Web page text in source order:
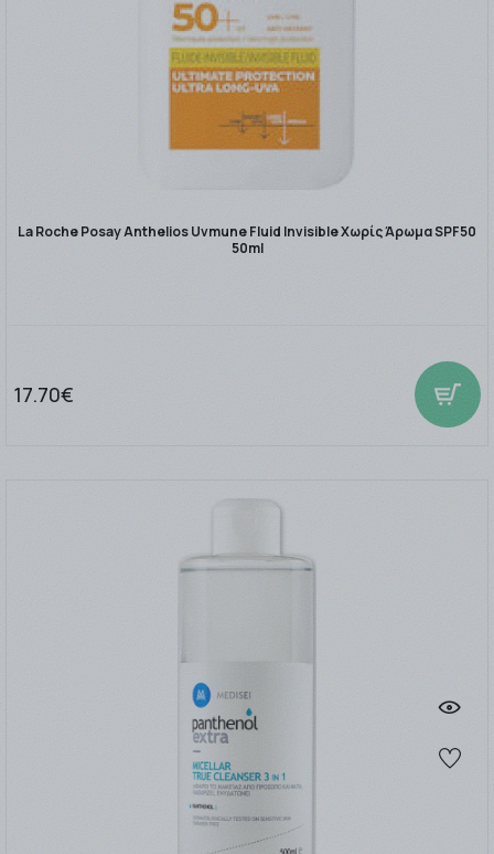
La Roche Posay Anthelios Uvmune Fluid Invisible Χωρίς Άρωμα SPF50
50ml
17.70€